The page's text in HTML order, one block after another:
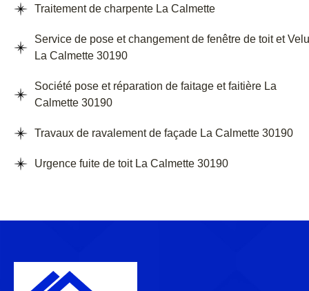
Traitement de charpente La Calmette
Service de pose et changement de fenêtre de toit et
La Calmette 30190
Société pose et réparation de faitage et faitière La
Calmette 30190
Travaux de ravalement de façade La Calmette 30190
Urgence fuite de toit La Calmette 30190